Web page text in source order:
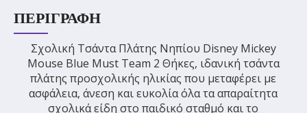
ΠΕΡΙΓΡΑΦΉ
Σχολική Τσάντα Πλάτης Νηπίου Disney Mickey
Mouse Blue Must Team 2 Θήκες, ιδανική τσάντα
πλάτης προσχολικής ηλικίας που μεταφέρει με
ασφάλεια, άνεση και ευκολία όλα τα απαραίτητα
σχολικά είδη στο παιδικό σταθμό και το